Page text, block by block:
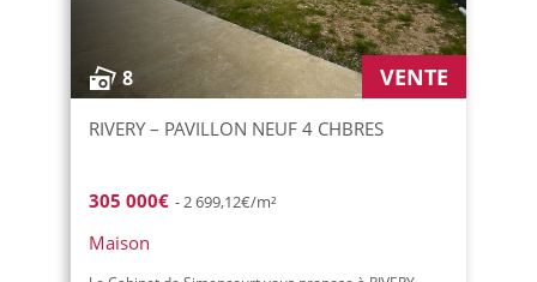
8 VENTE
RIVERY – PAVILLON NEUF 4 CHBRES
305 000€ - 2 699,12€/m²
Maison